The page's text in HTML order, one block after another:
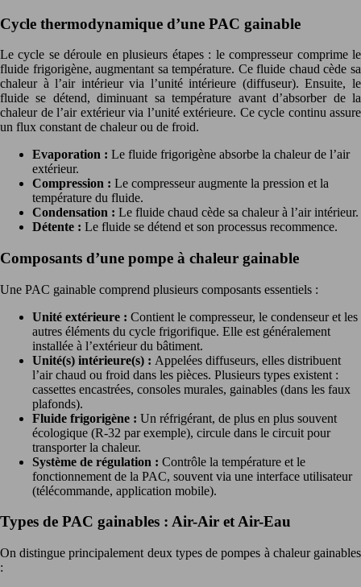
Cycle thermodynamique d’une PAC gainable
Le cycle se déroule en plusieurs étapes : le compresseur comprime le
fluide frigorigène, augmentant sa température. Ce fluide chaud cède sa
chaleur à l’air intérieur via l’unité intérieure (diffuseur). Ensuite, le
fluide se détend, diminuant sa température avant d’absorber de la
chaleur de l’air extérieur via l’unité extérieure. Ce cycle continu assure
un flux constant de chaleur ou de froid.
Evaporation : Le fluide frigorigène absorbe la chaleur de l’air
extérieur.
Compression : Le compresseur augmente la pression et la
température du fluide.
Condensation : Le fluide chaud cède sa chaleur à l’air intérieur.
Détente : Le fluide se détend et son processus recommence.
Composants d’une pompe à chaleur gainable
Une PAC gainable comprend plusieurs composants essentiels :
Unité extérieure : Contient le compresseur, le condenseur et les
autres éléments du cycle frigorifique. Elle est généralement
installée à l’extérieur du bâtiment.
Unité(s) intérieure(s) : Appelées diffuseurs, elles distribuent
l’air chaud ou froid dans les pièces. Plusieurs types existent :
cassettes encastrées, consoles murales, gainables (dans les faux
plafonds).
Fluide frigorigène : Un réfrigérant, de plus en plus souvent
écologique (R-32 par exemple), circule dans le circuit pour
transporter la chaleur.
Système de régulation : Contrôle la température et le
fonctionnement de la PAC, souvent via une interface utilisateur
(télécommande, application mobile).
Types de PAC gainables : Air-Air et Air-Eau
On distingue principalement deux types de pompes à chaleur gainables
: